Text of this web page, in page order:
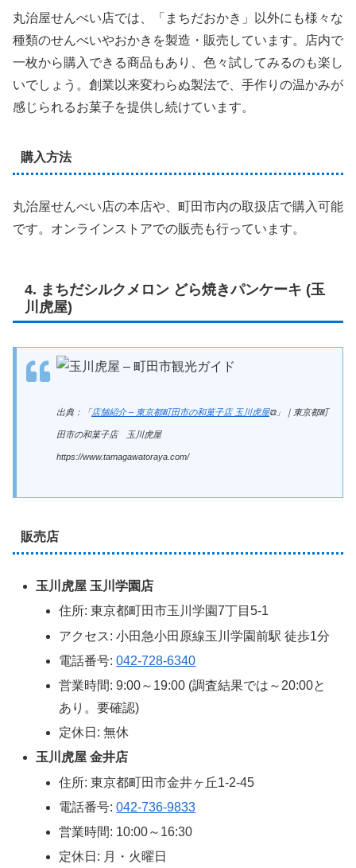
丸治屋せんべい店では、「まちだおかき」以外にも様々な
種類のせんべいやおかきを製造・販売しています。店内で
一枚から購入できる商品もあり、色々試してみるのも楽し
いでしょう。創業以来変わらぬ製法で、手作りの温かみが
感じられるお菓子を提供し続けています。
購入方法
丸治屋せんべい店の本店や、町田市内の取扱店で購入可能
です。オンラインストアでの販売も行っています。
4. まちだシルクメロン どら焼きパンケーキ (玉
川虎屋)
出典：「店舗紹介 – 東京都町田市の和菓子店 玉川虎屋⧉」｜東京都町
田市の和菓子店 玉川虎屋
https://www.tamagawatoraya.com/
販売店
玉川虎屋 玉川学園店
住所: 東京都町田市玉川学園7丁目5-1
アクセス: 小田急小田原線玉川学園前駅 徒歩1分
電話番号:042-728-6340
営業時間: 9:00～19:00 (調査結果では～20:00と
あり。要確認)
定休日: 無休
玉川虎屋 金井店
住所: 東京都町田市金井ヶ丘1-2-45
電話番号:042-736-9833
営業時間: 10:00～16:30
定休日: 月・火曜日